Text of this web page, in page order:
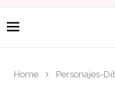
Home Personajes-